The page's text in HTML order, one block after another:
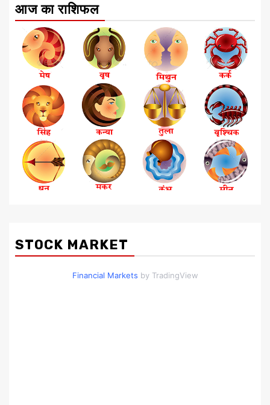
आज का राशिफल
STOCK MARKET
Financial Markets by TradingView